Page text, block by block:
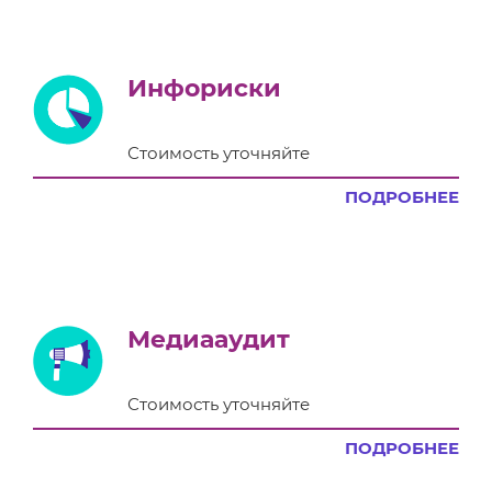
Инфориски
Стоимость уточняйте
ПОДРОБНЕЕ
Медиааудит
Стоимость уточняйте
ПОДРОБНЕЕ